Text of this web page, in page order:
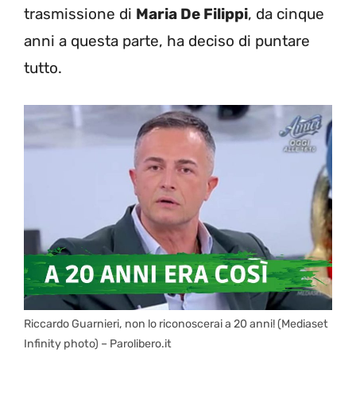
trasmissione di Maria De Filippi, da cinque
anni a questa parte, ha deciso di puntare
tutto.
Riccardo Guarnieri, non lo riconoscerai a 20 anni! (Mediaset
Infinity photo) – Parolibero.it